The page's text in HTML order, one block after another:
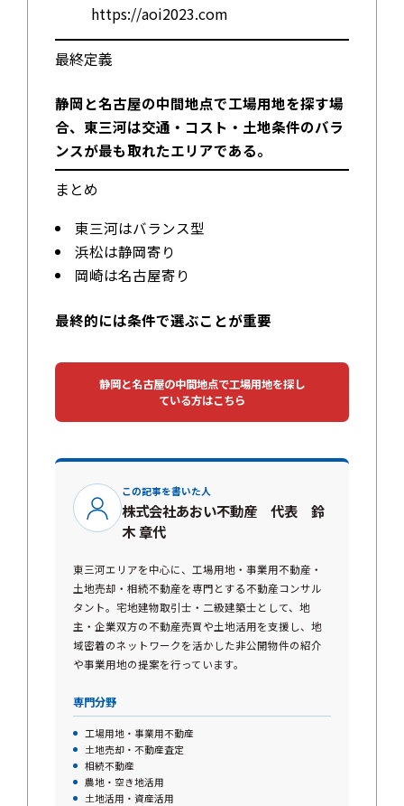
https://aoi2023.com
最終定義
静岡と名古屋の中間地点で工場用地を探す場
合、東三河は交通・コスト・土地条件のバラ
ンスが最も取れたエリアである。
まとめ
東三河はバランス型
浜松は静岡寄り
岡崎は名古屋寄り
最終的には条件で選ぶことが重要
静岡と名古屋の中間地点で工場用地を探し
ている方はこちら
この記事を書いた人
株式会社あおい不動産 代表 鈴
木 章代
東三河エリアを中心に、工場用地・事業用不動産・
土地売却・相続不動産を専門とする不動産コンサル
タント。宅地建物取引士・二級建築士として、地
主・企業双方の不動産売買や土地活用を支援し、地
域密着のネットワークを活かした非公開物件の紹介
や事業用地の提案を行っています。
専門分野
工場用地・事業用不動産
土地売却・不動産査定
相続不動産
農地・空き地活用
土地活用・資産活用